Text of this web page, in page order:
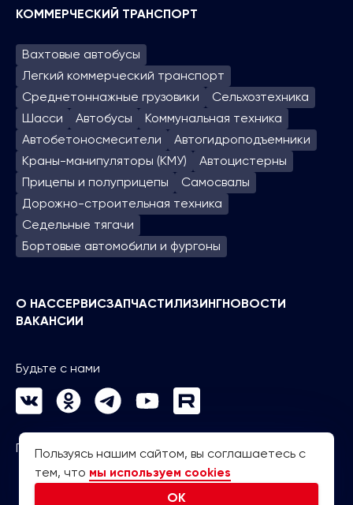
КОММЕРЧЕСКИЙ ТРАНСПОРТ
Вахтовые автобусы
Легкий коммерческий транспорт
Среднетоннажные грузовики
Сельхозтехника
Шасси
Автобусы
Коммунальная техника
Автобетоносмесители
Автогидроподъем­ники
Краны-манипуляторы (КМУ)
Автоцистерны
Прицепы и полуприцепы
Самосвалы
Дорожно-строительная техника
Седельные тягачи
Бортовые автомобили и фургоны
О НАССЕРВИСЗАПЧАСТИ ЛИЗИНГНОВОСТИ
ВАКАНСИИ
Будьте с нами
Политика конфиденциальности
Пользуясь нашим сайтом, вы соглашаетесь с
тем, что мы используем cookies
OK